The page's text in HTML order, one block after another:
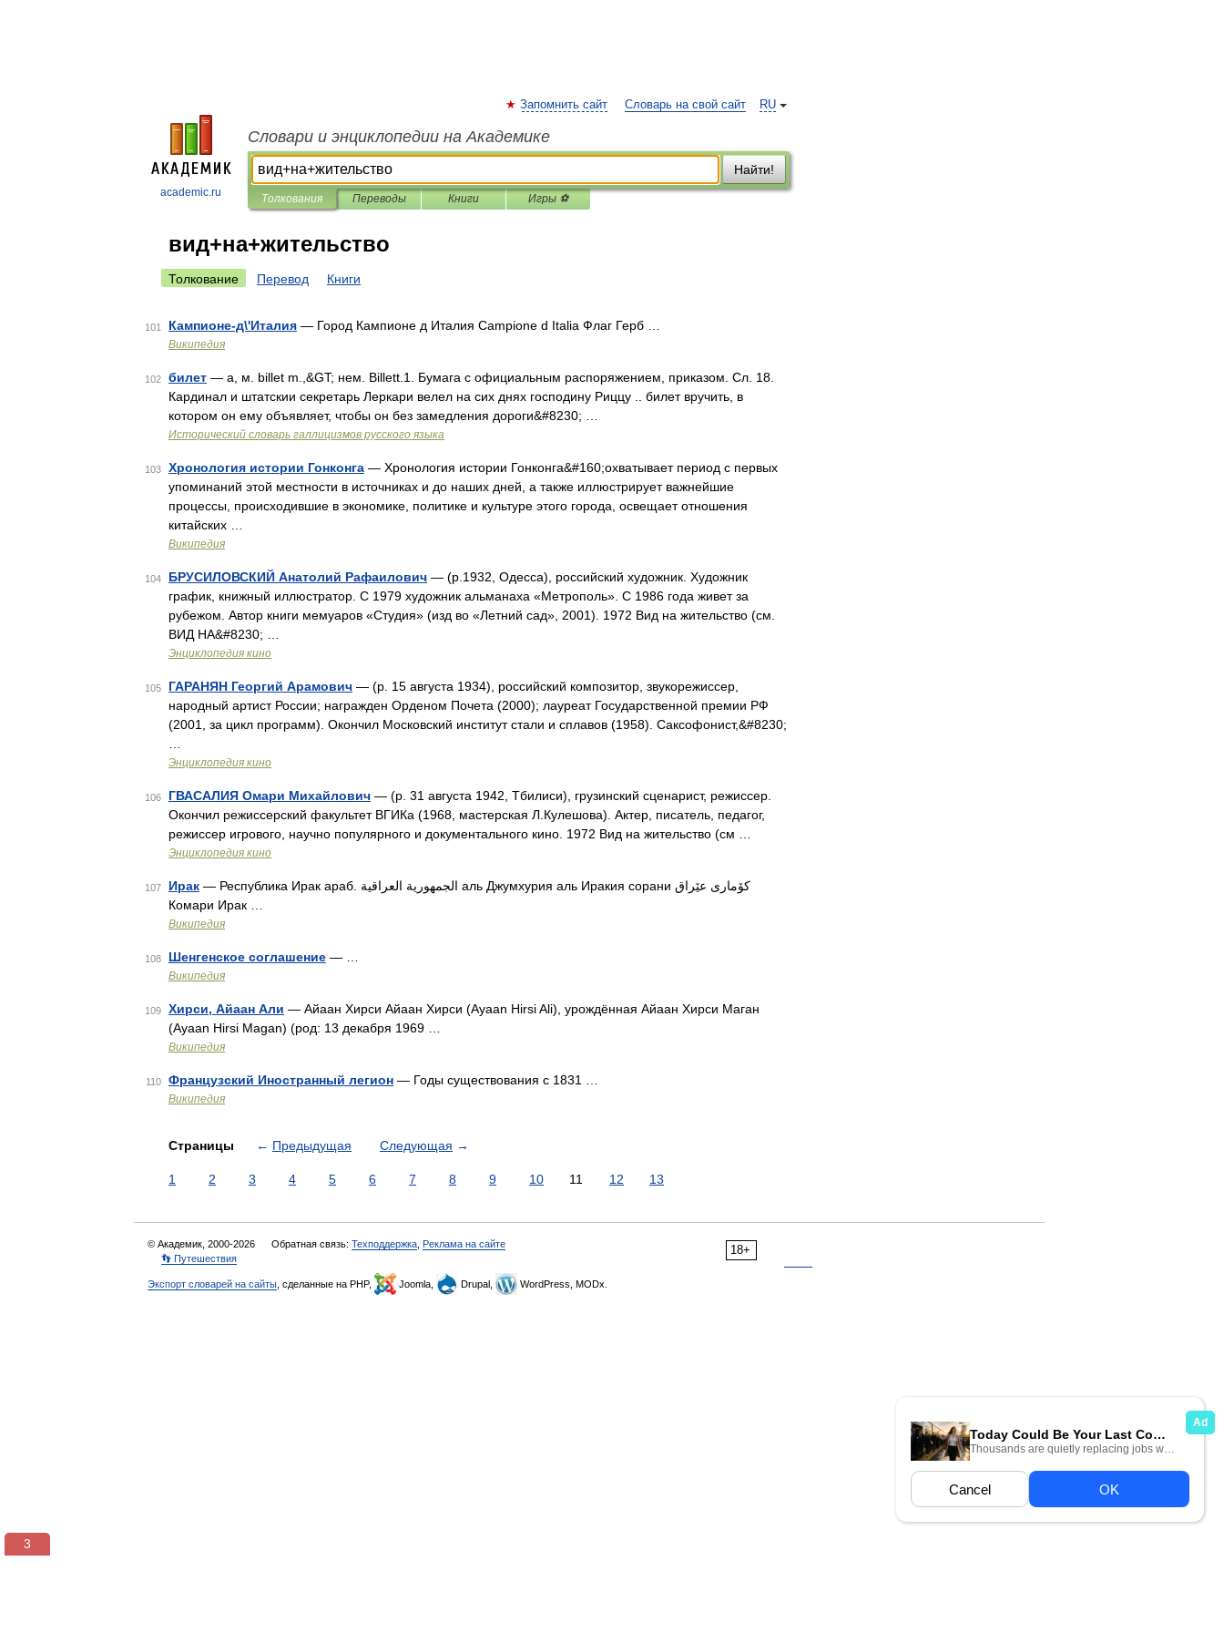
academic.ru
RU
Запомнить сайт Словарь на свой сайт
Словари и энциклопедии на Академике
Найти!
Толкования Переводы Книги Игры ⚽
вид+на+жительство
Толкование Перевод Книги
101 Кампионе-д\'Италия — Город Кампионе д Италия Campione d Italia Флаг Герб …
Википедия
102 билет — а, м. billet m.,&GT; нем. Billett.1. Бумага с официальным распоряжением, приказом. Сл. 18.
Кардинал и штатскии секретарь Леркари велел на сих днях господину Риццу .. билет вручить, в
котором он ему объявляет, чтобы он без замедления дороги&#8230; …
Исторический словарь галлицизмов русского языка
103 Хронология истории Гонконга — Хронология истории Гонконга&#160;охватывает период с первых
упоминаний этой местности в источниках и до наших дней, а также иллюстрирует важнейшие
процессы, происходившие в экономике, политике и культуре этого города, освещает отношения
китайских …
Википедия
104 БРУСИЛОВСКИЙ Анатолий Рафаилович — (р.1932, Одесса), российский художник. Художник
график, книжный иллюстратор. С 1979 художник альманаха «Метрополь». С 1986 года живет за
рубежом. Автор книги мемуаров «Студия» (изд во «Летний сад», 2001). 1972 Вид на жительство (см.
ВИД НА&#8230; …
Энциклопедия кино
105 ГАРАНЯН Георгий Арамович — (р. 15 августа 1934), российский композитор, звукорежиссер,
народный артист России; награжден Орденом Почета (2000); лауреат Государственной премии РФ
(2001, за цикл программ). Окончил Московский институт стали и сплавов (1958). Саксофонист,&#8230;
Энциклопедия кино
106 ГВАСАЛИЯ Омари Михайлович — (р. 31 августа 1942, Тбилиси), грузинский сценарист, режиссер.
Окончил режиссерский факультет ВГИКа (1968, мастерская Л.Кулешова). Актер, писатель, педагог,
режиссер игрового, научно популярного и документального кино. 1972 Вид на жительство (см …
Энциклопедия кино
107 Ирак — Республика Ирак араб. الجمهورية العراقية‎‎ аль Джумхурия аль Иракия сорани کۆماری عێراق
Комари Ирак …
Википедия
108 Шенгенское соглашение — …
Википедия
109 Хирси, Айаан Али — Айаан Хирси Айаан Хирси (Ayaan Hirsi Ali), урождённая Айаан Хирси Маган
(Ayaan Hirsi Magan) (род: 13 декабря 1969 …
Википедия
110 Французский Иностранный легион — Годы существования с 1831 …
Википедия
Страницы ← Предыдущая Следующая →
1 2 3 4 5 6 7 8 9 10 11 12 13
18+
© Академик, 2000-2026 Обратная связь: Техподдержка Реклама на сайте
👣 Путешествия
Экспорт словарей на сайты , сделанные на PHP, Joomla, Drupal, WordPress, MODx.
3